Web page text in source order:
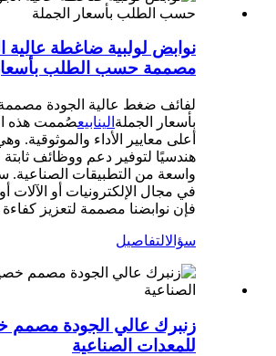
نوابض لولبية ضاغطة عالية
مصممة حسب الطلب
لفائف ضغط عالية الجودة
بأسعار الجملة الينابيعصُممت هذه
أعلى معايير الأداء والموثوقية.
هندسيًا لتوفير دعم ووظائف
واسعة من التطبيقات الصناعية.
في مجال الإلكترونيات أو الآلات
فإن نوابضنا مصممة لتعزيز كفاءة
سؤالالتفاصيل
زنبرك عالي الجودة مصمم
للمعدات الصناعية